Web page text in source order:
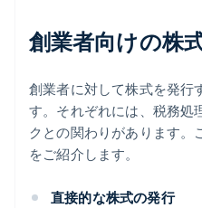
創業者向けの株
創業者に対して株式を発行
す。それぞれには、税務処
クとの関わりがあります。
をご紹介します。
直接的な株式の発行